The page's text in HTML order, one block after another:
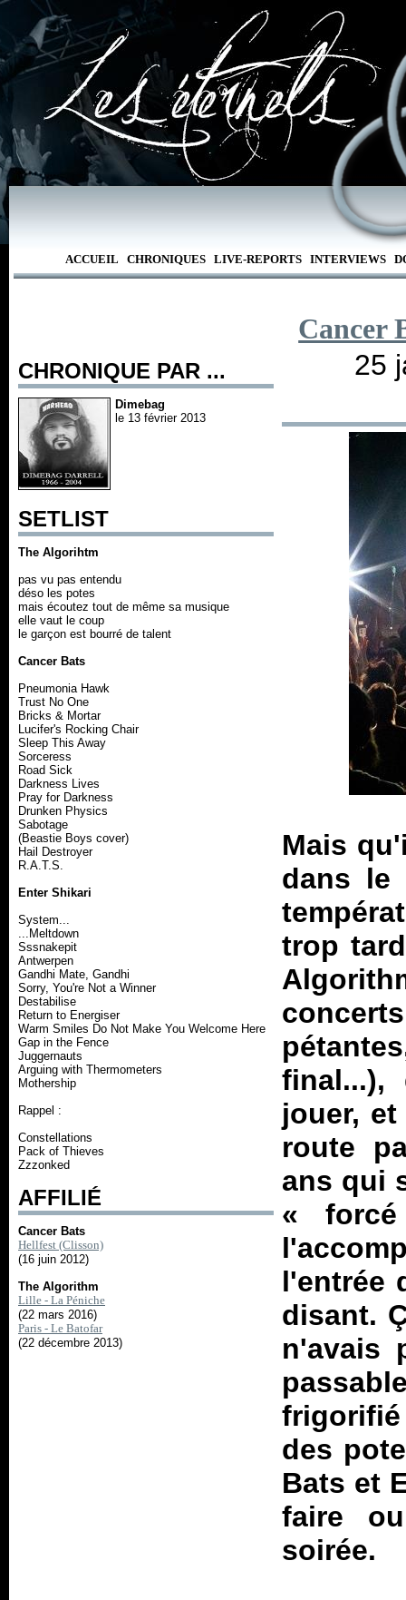
ACCUEIL CHRONIQUES LIVE-REPORTS INTERVIEWS
CHRONIQUE PAR ...
Dimebag
le 13 février 2013
SETLIST
The Algorihtm
pas vu pas entendu
déso les potes
mais écoutez tout de même sa musique
elle vaut le coup
le garçon est bourré de talent
Cancer Bats
Pneumonia Hawk
Trust No One
Bricks & Mortar
Lucifer's Rocking Chair
Sleep This Away
Sorceress
Road Sick
Darkness Lives
Pray for Darkness
Drunken Physics
Sabotage
(Beastie Boys cover)
Hail Destroyer
R.A.T.S.
Enter Shikari
System...
...Meltdown
Sssnakepit
Antwerpen
Gandhi Mate, Gandhi
Sorry, You're Not a Winner
Destabilise
Return to Energiser
Warm Smiles Do Not Make You Welcome Here
Gap in the Fence
Juggernauts
Arguing with Thermometers
Mothership
Rappel :
Constellations
Pack of Thieves
Zzzonked
AFFILIÉ
Cancer Bats
Hellfest (Clisson)
(16 juin 2012)
The Algorithm
Lille - La Péniche
(22 mars 2016)
Paris - Le Batofar
(22 décembre 2013)
Cancer
25
Mais
dans le
trop
final...),
jouer,
route
ans qui
«
l'entrée
disant.
n'avais
des
Bats et
faire
soirée.